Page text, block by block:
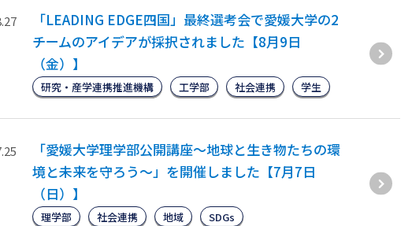
「LEADING EDGE四国」最終選考会で愛媛大学の2
チームのアイデアが採択されました【8月9日
（金）】
研究・産学連携推進機構 工学部 社会連携 学生
「愛媛大学理学部公開講座～地球と生き物たちの環
境と未来を守ろう～」を開催しました【7月7日
（日）】
理学部 社会連携 地域 SDGs